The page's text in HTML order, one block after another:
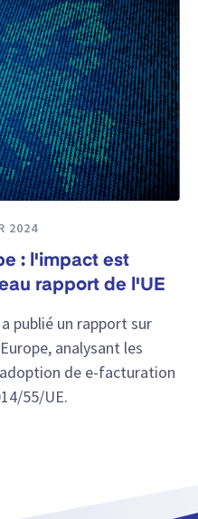
2024
: l'impact est
rapport de l'UE
publié un rapport sur
analysant les
de e-facturation
55/UE.